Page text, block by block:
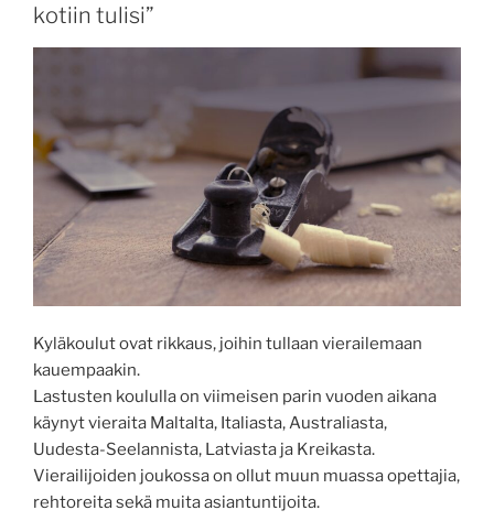
kotiin tulisi”
Kyläkoulut ovat rikkaus, joihin tullaan vierailemaan
kauempaakin.
Lastusten koululla on viimeisen parin vuoden aikana
käynyt vieraita Maltalta, Italiasta, Australiasta,
Uudesta-Seelannista, Latviasta ja Kreikasta.
Vierailijoiden joukossa on ollut muun muassa opettajia,
rehtoreita sekä muita asiantuntijoita.